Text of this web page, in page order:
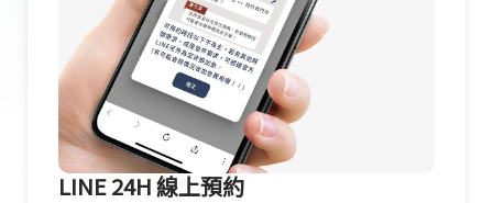
LINE 24H 線上預約